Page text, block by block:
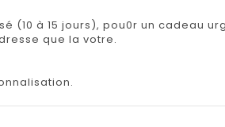
(10 à 15 jours), pou0r un cadeau
que la votre.